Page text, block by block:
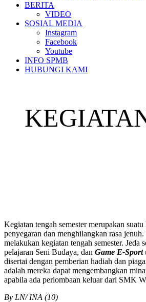
BERITA
VIDEO
SOSIAL MEDIA
Instagram
Facebook
Youtube
INFO SPMB
HUBUNGI KAMI
Kegiatan tengah semester merupakan
penyegaran dan menghilangkan rasa
melakukan kegiatan tengah semester.
pelajaran Seni Budaya, dan Game E-Sport
disertai dengan pemberian hadiah dan
adalah mereka dapat mengembangkan
apabila ada perlombaan keluar dari SMK
By LN/ INA (10)